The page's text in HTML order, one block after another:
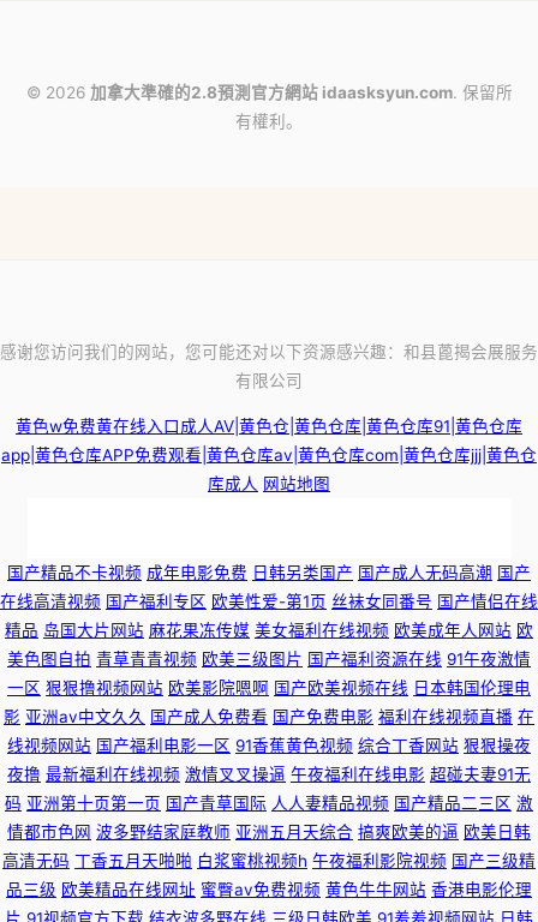
© 2026 加拿大準確的2.8預測官方網站 idaasksyun.com. 保留所
有權利。
感谢您访问我们的网站，您可能还对以下资源感兴趣：和县蓖揭会展服务
有限公司
黄色w免费黄在线入口成人AV|黄色仓|黄色仓库|黄色仓库91|黄色仓库
app|黄色仓库APP免费观看|黄色仓库av|黄色仓库com|黄色仓库jjj|黄色仓
库成人 网站地图
国产视频自 人人色人人插 香蕉视频久久 欧美日韩精品在线一区二区视频 免
费福利社老司机 日本理论免费在线观看 成人性交黄色片免费看 国产精品一
精二精 免费看黄网站污污污 99国产 东方AV在线国产精品高清一区 欧美69网
91小仙女思妍 亚洲日韩色性视频 久久人热人 91豆花网页 性交电影 黄色色情
婷婷影院 青青艹狠狠干 91迅雷种子在线观看 91白丝视频 久久色播日本成人
不卡 网站在线观看mv视频 国产一二三视频 瑟瑟av中文 日韩色图第三页 白
国产精品不卡视频 成年电影免费 日韩另类国产 国产成人无码高潮 国产
在线高清视频 国产福利专区 欧美性爱-第1页 丝袜女同番号 国产情侣在线
精品 岛国大片网站 麻花果冻传媒 美女福利在线视频 欧美成年人网站 欧
美色图自拍 青草青青视频 欧美三级图片 国产福利资源在线 91午夜激情
一区 狠狠撸视频网站 欧美影院嗯啊 国产欧美视频在线 日本韩国伦理电
影 亚洲av中文久久 国产成人免费看 国产免费电影 福利在线视频直播 在
线视频网站 国产福利电影一区 91香蕉黄色视频 综合丁香网站 狠狠操夜
夜撸 最新福利在线视频 激情叉叉操逼 午夜福利在线电影 超碰夫妻91无
码 亚洲第十页第一页 国产青草国际 人人妻精品视频 国产精品二三区 激
情都市色网 波多野结家庭教师 亚洲五月天综合 搞爽欧美的逼 欧美日韩
高清无码 丁香五月天啪啪 白浆蜜桃视频h 午夜福利影院视频 国产三级精
品三级 欧美精品在线网址 蜜臀av免费视频 黄色牛牛网站 香港电影伦理
片 91视频官方下载 结衣波多野在线 三级日韩欧美 91羞羞视频网站 日韩